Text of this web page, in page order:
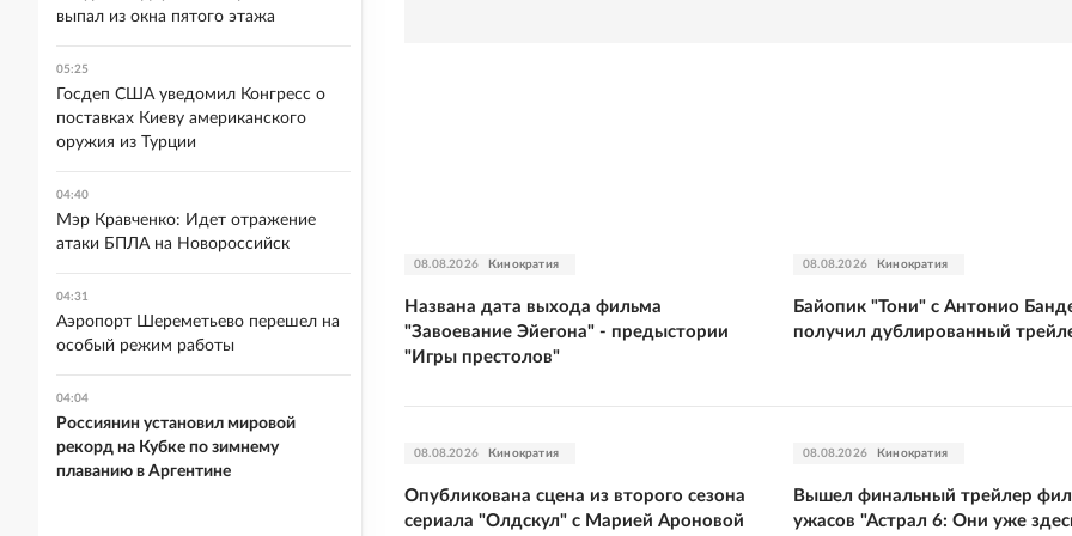
08.08.2026 Кинократия
Названа дата выхода фильма
"Завоевание Эйегона" - предыстории
"Игры престолов"
08.08.2026 Кинократия
Байопик "Тони" с Антонио
получил дублированный
08.08.2026 Кинократия
Опубликована сцена из второго сезона
сериала "Олдскул" с Марией Ароновой
08.08.2026 Кинократия
Вышел финальный трейлер
ужасов "Астрал 6: Они уже
выпал из окна пятого этажа
05:25
Госдеп США уведомил Конгресс о
поставках Киеву американского
оружия из Турции
04:40
Мэр Кравченко: Идет отражение
атаки БПЛА на Новороссийск
04:31
Аэропорт Шереметьево перешел на
особый режим работы
04:04
Россиянин установил мировой
рекорд на Кубке по зимнему
плаванию в Аргентине